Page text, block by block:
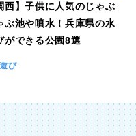
西】子供に人気のじゃぶ
ぶ池や噴水！兵庫県の水
ができる公園8選
び